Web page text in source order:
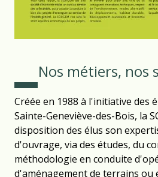
Nos métiers, nos
Créée en 1988 à l'initiative des
Sainte-Geneviève-des-Bois, la
disposition des élus son
d'ouvrage, via des études, du
méthodologie en conduite
d'aménagement de terrains ou